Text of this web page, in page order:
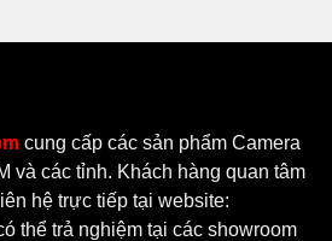
là:
tại
cung cấp các sản phẩm Camera
và các tỉnh. Khách hàng quan tâm
hệ trực tiếp tại website:
thể trả nghiệm tại các showroom